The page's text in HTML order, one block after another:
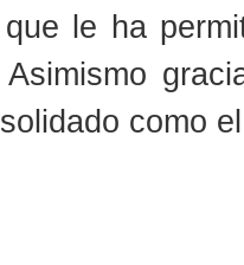
le ha
como